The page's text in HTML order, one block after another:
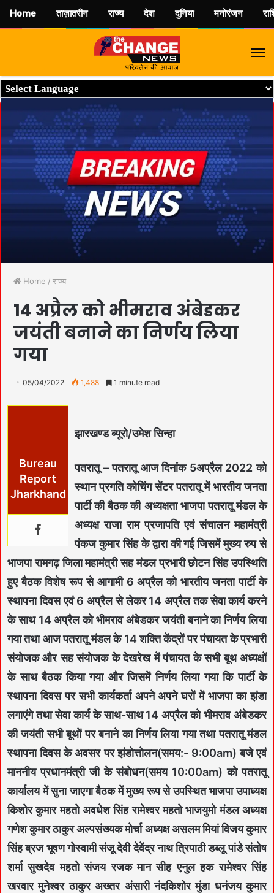
Home / राज्य
14 अप्रैल को भीमराव अंबेडकर
जयंती बनाने का निर्णय लिया
गया
05/04/2022 1,488 1 minute read
Bureau
Report
Jharkhand
झारखण्ड ब्यूरो/उमेश सिन्हा
पतरातू – पतरातू आज दिनांक 5अप्रैल 2022 को
स्थान प्रगति कोचिंग सेंटर पतरातू में भारतीय जनता
पार्टी की बैठक की अध्यक्षता भाजपा पतरातू मंडल के
अध्यक्ष राजा राम प्रजापति एवं संचालन महामंत्री
पंकज कुमार सिंह के द्वारा की गई जिसमें मुख्य रुप से
भाजपा रामगढ़ जिला महामंत्री सह मंडल प्रभारी छोटन सिंह उपस्थिति
हुए बैठक विशेष रूप से आगामी 6 अप्रैल को भारतीय जनता पार्टी के
स्थापना दिवस एवं 6 अप्रैल से लेकर 14 अप्रैल तक सेवा कार्य करने
के साथ 14 अप्रैल को भीमराव अंबेडकर जयंती बनाने का निर्णय लिया
गया तथा आज पतरातू मंडल के 14 शक्ति केंद्रों पर पंचायत के प्रभारी
संयोजक और सह संयोजक के देखरेख में पंचायत के सभी बूथ अध्यक्षों
के साथ बैठक किया गया और जिसमें निर्णय लिया गया कि पार्टी के
स्थापना दिवस पर सभी कार्यकर्ता अपने अपने घरों में भाजपा का झंडा
लगाएंगे तथा सेवा कार्य के साथ-साथ 14 अप्रैल को भीमराव अंबेडकर
की जयंती सभी बूथों पर बनाने का निर्णय लिया गया तथा पतरातू मंडल
स्थापना दिवस के अवसर पर झंडोत्तोलन(समय:- 9:00am) बजे एवं
माननीय प्रधानमंत्री जी के संबोधन(समय 10:00am) को पतरातू
कार्यालय में सुना जाएगा बैठक में मुख्य रूप से उपस्थित भाजपा उपाध्यक्ष
किशोर कुमार महतो अवधेश सिंह रामेश्वर महतो भाजयुमो मंडल अध्यक्ष
गणेश कुमार ठाकुर अल्पसंख्यक मोर्चा अध्यक्ष असलम मियां विजय कुमार
सिंह ब्रज भूषण गोस्वामी संजू देवी देवेंद्र नाथ त्रिपाठी डब्लू पांडे संतोष
शर्मा सुखदेव महतो संजय रजक मान सीह एनुल हक रामेश्वर सिंह
खरवार मुनेश्वर ठाकुर अख्तर अंसारी नंदकिशोर मुंडा धनंजय कुमार
Home ताज़ातरीन राज्य देश दुनिया मनोरंजन